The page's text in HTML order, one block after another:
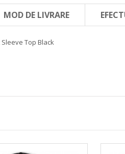
MOD DE LIVRARE
Top Black